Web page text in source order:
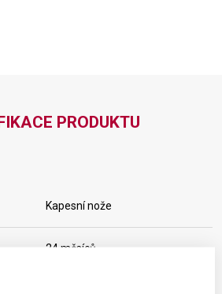
PRODUKTU
Kapesní nože
24 měsíců